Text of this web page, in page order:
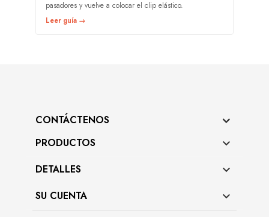
pasadores y vuelve a colocar el clip elástico.
Leer guía →
CONTÁCTENOS
PRODUCTOS

DETALLES 
SU CUENTA 